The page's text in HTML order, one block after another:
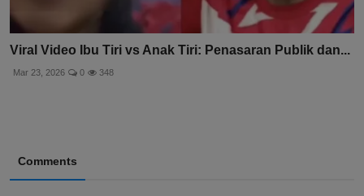
Viral Video Ibu Tiri vs Anak Tiri: Penasaran Publik dan...
Mar 23, 2026 0 348
Comments